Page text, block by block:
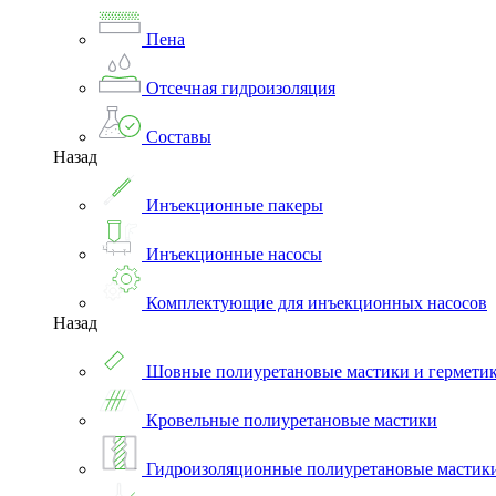
Пена
Отсечная гидроизоляция
Составы
Назад
Инъекционные пакеры
Инъекционные насосы
Комплектующие для инъекционных насосов
Назад
Шовные полиуретановые мастики и
Кровельные полиуретановые мастики
Гидроизоляционные полиуретановые